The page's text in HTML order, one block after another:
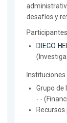
desafíos y
DIEGO
Grupo de
- -